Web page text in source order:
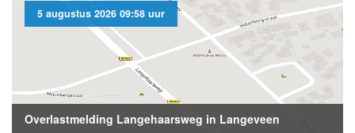
5 augustus 2026 09:58 uur
Overlastmelding Langehaarsweg in Langeveen